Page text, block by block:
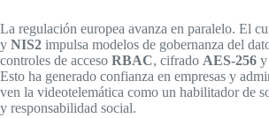
La regulación europea avanza en paralelo. El
y NIS2 impulsa modelos de gobernanza del
controles de acceso RBAC, cifrado AES-256 y
Esto ha generado confianza en empresas y
ven la videotelemática como un habilitador de
y responsabilidad social.